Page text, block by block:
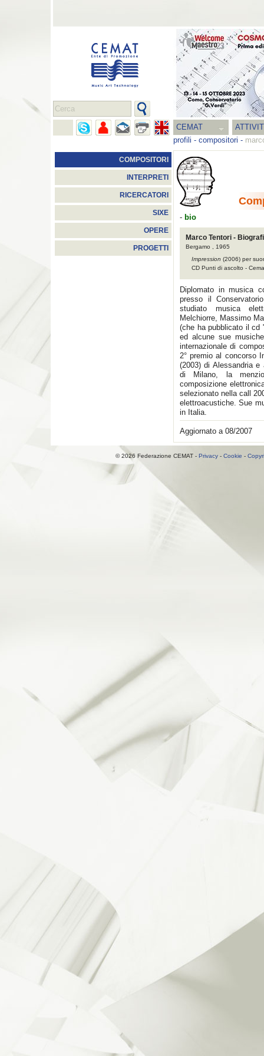
CEMAT
profili - compositori -
COMPOSITORI
INTERPRETI
RICERCATORI
SIXE
OPERE
PROGETTI
- bio
Marco Tentori -
Bergamo , 1965
Impression (2006) per
CD Punti di ascolto -
Diplomato in musica
presso il
studiato musica
Melchiorre, Massimo
(che ha pubblicato il cd
ed alcune sue
internazionale di
2° premio al concorso
(2003) di Alessandria
di Milano, la
composizione
selezionato nella call
elettroacustiche. Sue
in Italia.
Aggiornato a 08/2007
© 2026 Federazione CEMAT - Privacy- Cookie -